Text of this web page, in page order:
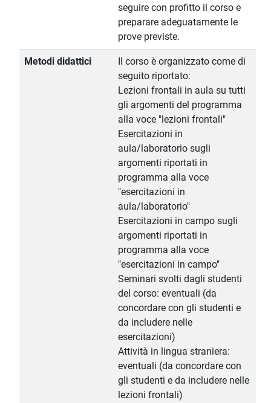
seguire con profitto il corso e
preparare adeguatamente le
prove previste.
Metodi didattici
Il corso è organizzato come di
seguito riportato:
Lezioni frontali in aula su tutti
gli argomenti del programma
alla voce "lezioni frontali"
Esercitazioni in
aula/laboratorio sugli
argomenti riportati in
programma alla voce
"esercitazioni in
aula/laboratorio"
Esercitazioni in campo sugli
argomenti riportati in
programma alla voce
"esercitazioni in campo"
Seminari svolti dagli studenti
del corso: eventuali (da
concordare con gli studenti e
da includere nelle
esercitazioni)
Attività in lingua straniera:
eventuali (da concordare con
gli studenti e da includere nelle
lezioni frontali)